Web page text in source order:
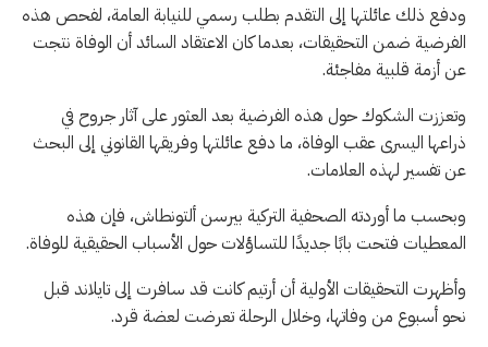
ودفع ذلك عائلتها إلى التقدم بطلب رسمي للنيابة العامة، لفحص هذه
الفرضية ضمن التحقيقات، بعدما كان الاعتقاد السائد أن الوفاة نتجت
عن أزمة قلبية مفاجئة.
وتعززت الشكوك حول هذه الفرضية بعد العثور على آثار جروح في
ذراعها اليسرى عقب الوفاة، ما دفع عائلتها وفريقها القانوني إلى البحث
عن تفسير لهذه العلامات.
وبحسب ما أوردته الصحفية التركية بيرسن ألتونطاش، فإن هذه
المعطيات فتحت بابًا جديدًا للتساؤلات حول الأسباب الحقيقية للوفاة.
وأظهرت التحقيقات الأولية أن أرتيم كانت قد سافرت إلى تايلاند قبل
نحو أسبوع من وفاتها، وخلال الرحلة تعرضت لعضة قرد.